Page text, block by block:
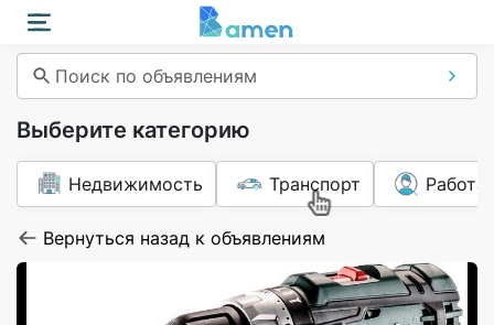
Поиск по объявлениям
Выберите категорию
Недвижимость Транспорт Работа
Вернуться назад к объявлениям